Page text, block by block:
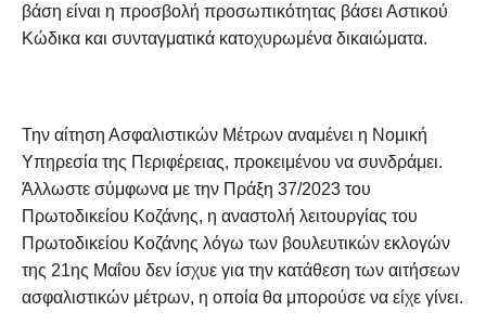
βάση είναι η προσβολή προσωπικότητας βάσει Αστικού
Κώδικα και συνταγματικά κατοχυρωμένα δικαιώματα.
Την αίτηση Ασφαλιστικών Μέτρων αναμένει η Νομική
Υπηρεσία της Περιφέρειας, προκειμένου να συνδράμει.
Άλλωστε σύμφωνα με την Πράξη 37/2023 του
Πρωτοδικείου Κοζάνης, η αναστολή λειτουργίας του
Πρωτοδικείου Κοζάνης λόγω των βουλευτικών εκλογών
της 21ης Μαΐου δεν ίσχυε για την κατάθεση των αιτήσεων
ασφαλιστικών μέτρων, η οποία θα μπορούσε να είχε γίνει.